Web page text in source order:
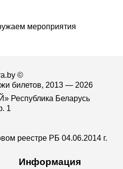
мероприятия
©
билетов, 2013 — 2026
Беларусь
1
реестре РБ 04.06.2014 г.
Информация